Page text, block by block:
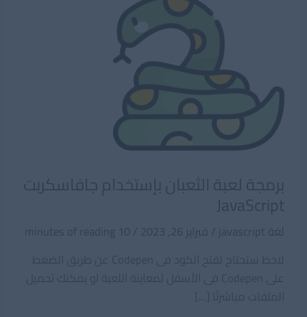
برمجة لعبة الثعبان بإستخدام جافاسكربت
JavaScript
لغة javascript / فبراير 26, 2023 /
10 minutes of reading